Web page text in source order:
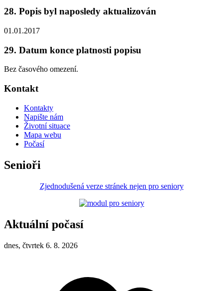
28. Popis byl naposledy aktualizován
01.01.2017
29. Datum konce platnosti popisu
Bez časového omezení.
Kontakt
Kontakty
Napište nám
Životní situace
Mapa webu
Počasí
Senioři
Zjednodušená verze stránek nejen pro seniory
Aktuální počasí
dnes, čtvrtek 6. 8. 2026